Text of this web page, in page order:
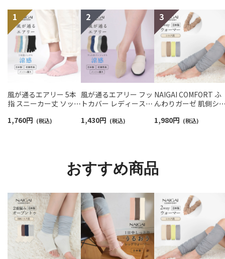
風が通るエアリー 5本
指 スニーカー丈 ソック
抗菌防臭 NAIGAI
1,760円 (税込)
風が通るエアリー フッ
トカバー レディース
03022420
1,430円 (税込)
NAIGAI COMFORT ふ
んわりガーゼ 肌側シ
ームウォーマー 日本
1,980円 (税込)
おすすめ商品